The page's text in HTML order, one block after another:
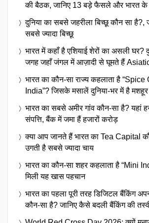
की बैठक, जानिए 13 बड़े फैसले और भारत के
दुनिया का सबसे जहरीला बिच्छू कौन सा है?,
सबसे ज्यादा बिच्छू
भारत में कहाँ है एशियाई शेरों का असली घर?
जगह जहाँ जंगल में आज़ादी से घूमते हैं
भारत का कौन-सा राज्य कहलाता है
India”? जिसके मसालें दुनिया-भर में है मशहूर
भारत का सबसे अमीर गांव कौन-सा है? यहां
संपत्ति, बैंक में जमा हैं हजारों करोड़
क्या आप जानते हैं भारत का Tea Capital
उगती है सबसे ज्यादा चाय
भारत का कौन-सा शहर कहलाता है “Mini
मिली यह खास पहचान
भारत का पहला पूरी तरह डिजिटल बैंकिंग
कौन-सा है? जानिए कैसे बदली बैंकिंग की